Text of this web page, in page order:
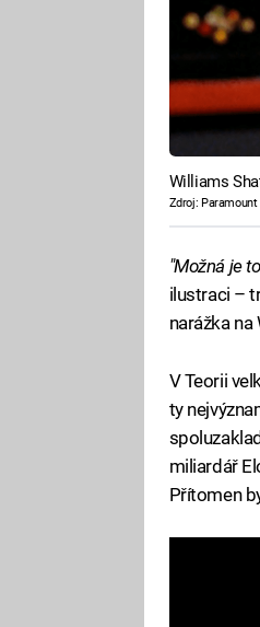
Williams
Zdroj: Paramount
"Možná je
ilustraci –
narážka na
V Teorii
ty
miliardář
Přítomen